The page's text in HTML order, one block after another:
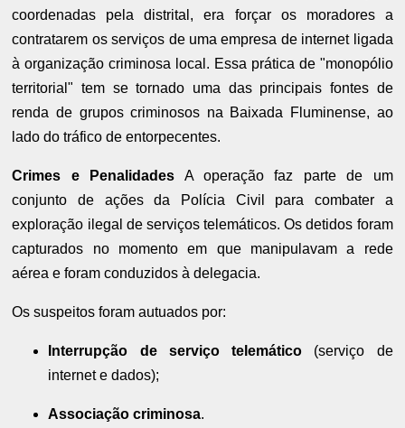
coordenadas pela distrital, era forçar os moradores a
contratarem os serviços de uma empresa de internet ligada
à organização criminosa local. Essa prática de "monopólio
territorial" tem se tornado uma das principais fontes de
renda de grupos criminosos na Baixada Fluminense, ao
lado do tráfico de entorpecentes.
Crimes e Penalidades A operação faz parte de um
conjunto de ações da Polícia Civil para combater a
exploração ilegal de serviços telemáticos. Os detidos foram
capturados no momento em que manipulavam a rede
aérea e foram conduzidos à delegacia.
Os suspeitos foram autuados por:
Interrupção de serviço telemático (serviço de
internet e dados);
Associação criminosa.